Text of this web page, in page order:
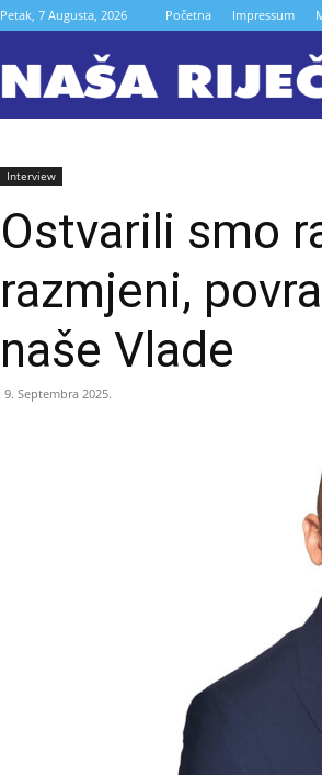
Petak, 7 Augusta, 2026 Početna Impressum
Interview
Ostvarili smo
razmjeni,
naše Vlade
9. Septembra 2025.